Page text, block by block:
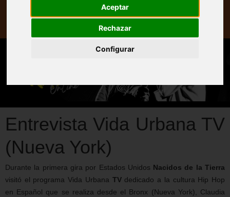
Aceptar
Rechazar
Configurar
Entrevista Vida Urbana TV
(Nueva York)
Durante la primera gira por Estados Unidos Nacidos de la Tierra
visitó el programa Vida Urbana TVdedicado a la cultura Hip Hop
en Español que se realiza desde el Bronx (Nueva York), Claudia